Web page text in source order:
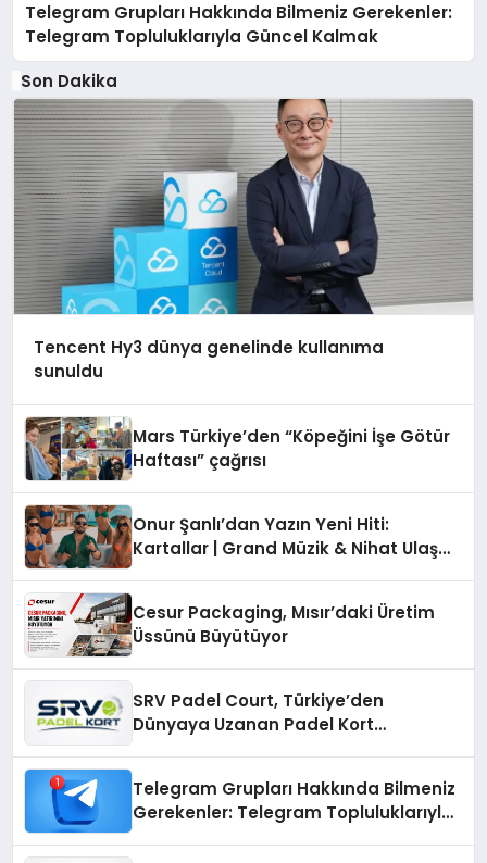
Telegram Grupları Hakkında Bilmeniz Gerekenler:
Telegram Topluluklarıyla Güncel Kalmak
Son Dakika
Tencent Hy3 dünya genelinde kullanıma
sunuldu
Mars Türkiye’den “Köpeğini İşe Götür
Haftası” çağrısı
Onur Şanlı’dan Yazın Yeni Hiti:
Kartallar | Grand Müzik & Nihat Ulaş
Cesur Packaging, Mısır’daki Üretim
Üssünü Büyütüyor
SRV Padel Court, Türkiye’den
Dünyaya Uzanan Padel Kort
Telegram Grupları Hakkında Bilmeniz
Gerekenler: Telegram Topluluklarıyla